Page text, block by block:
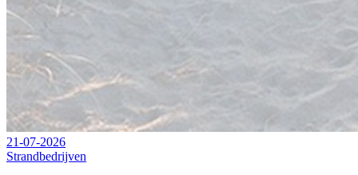
21-07-2026
Strandbedrijven